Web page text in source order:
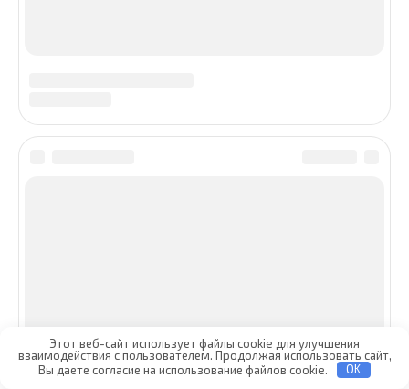
Этот веб-сайт использует файлы cookie для улучшения
взаимодействия с пользователем. Продолжая использовать сайт,
Вы даете согласие на использование файлов cookie.
OK